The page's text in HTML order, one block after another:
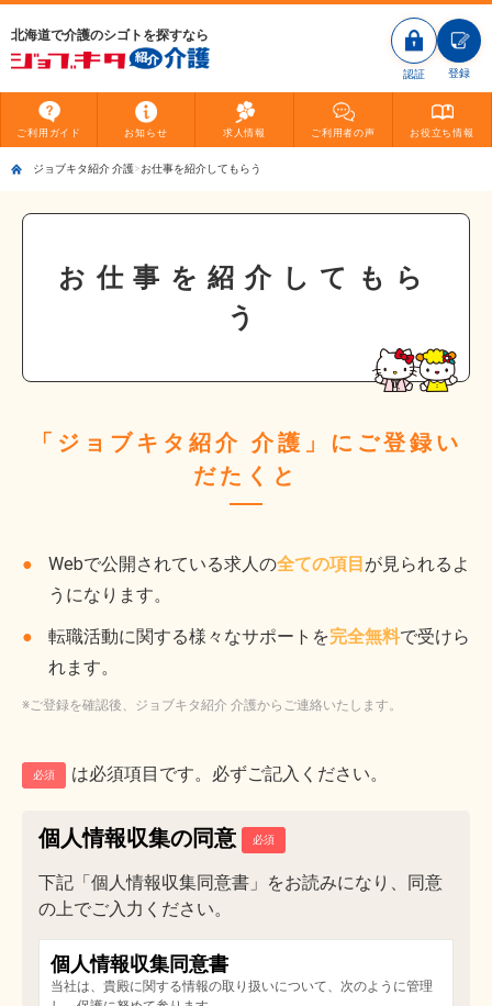
北海道で介護のシゴトを探すなら
認証 登録
ご利用 ガイド お知らせ 求人情報 ご利用者の声 お役立ち情報
ジョブキタ紹介 介護 お仕事を紹介してもらう
お仕事を紹介してもら
う
「ジョブキタ紹介 介護」にご登録い
だたくと
Webで公開されている求人の全ての項目 が見られるよ
うになります。
転職活動に関する様々なサポートを完全無料で受けら
れます。
※ご登録を確認後、ジョブキタ紹介 介護からご連絡いたします。
必須 は必須項目です。必ずご記入ください。
個人情報収集の同意
下記「個人情報収集同意書」をお読みになり、同意
の上でご入力ください。